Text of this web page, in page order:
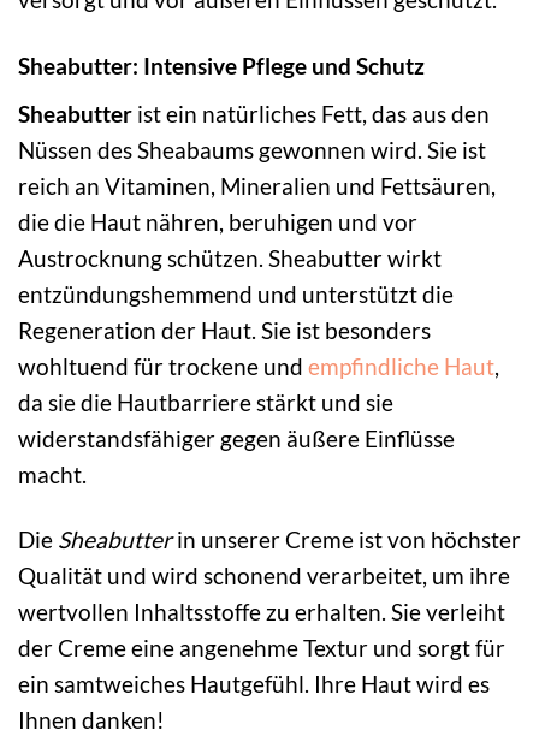
Sheabutter: Intensive Pflege und Schutz
Sheabutter ist ein natürliches Fett, das aus den
Nüssen des Sheabaums gewonnen wird. Sie ist
reich an Vitaminen, Mineralien und Fettsäuren,
die die Haut nähren, beruhigen und vor
Austrocknung schützen. Sheabutter wirkt
entzündungshemmend und unterstützt die
Regeneration der Haut. Sie ist besonders
wohltuend für trockene und empfindliche Haut
da sie die Hautbarriere stärkt und sie
widerstandsfähiger gegen äußere Einflüsse
macht.
Die Sheabutterin unserer Creme ist von höchster
Qualität und wird schonend verarbeitet, um ihre
wertvollen Inhaltsstoffe zu erhalten. Sie verleiht
der Creme eine angenehme Textur und sorgt für
ein samtweiches Hautgefühl. Ihre Haut wird es
Ihnen danken!